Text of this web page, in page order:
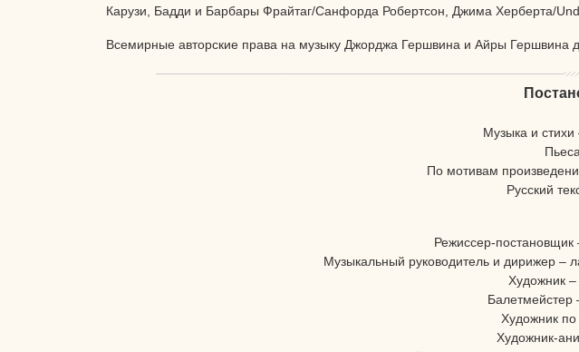
Карузи, Бадди и Барбары Фрайтаг/Санфорда Робертсон, Джима Херберта/
Всемирные авторские права на музыку Джорджа Гершвина и Айры Гершвина
Музыка и
По мотивам
Русский
Режиссер-
Музыкальный руководитель и дирижер –
Художник
Балетмейстер
Художник
Художник-